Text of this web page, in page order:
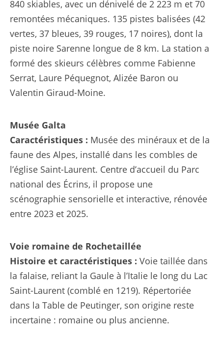
840 skiables, avec un dénivelé de 2 223 m et 70
remontées mécaniques. 135 pistes balisées (42
vertes, 37 bleues, 39 rouges, 17 noires), dont la
piste noire Sarenne longue de 8 km. La station a
formé des skieurs célèbres comme Fabienne
Serrat, Laure Péquegnot, Alizée Baron ou
Valentin Giraud-Moine.
Musée Galta
Caractéristiques : Musée des minéraux et de la
faune des Alpes, installé dans les combles de
l’église Saint-Laurent. Centre d’accueil du Parc
national des Écrins, il propose une
scénographie sensorielle et interactive, rénovée
entre 2023 et 2025.
Voie romaine de Rochetaillée
Histoire et caractéristiques : Voie taillée dans
la falaise, reliant la Gaule à l’Italie le long du Lac
Saint-Laurent (comblé en 1219). Répertoriée
dans la Table de Peutinger, son origine reste
incertaine : romaine ou plus ancienne.